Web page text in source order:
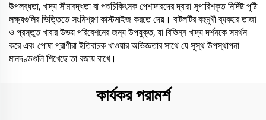
উপলব্ধতা, খাদ্য সীমাবদ্ধতা বা পশুচিকিৎসক পেশাদারদের দ্বারা সুপারিশকৃত নির্দিষ্ট পুষ্টি
লক্ষ্যগুলির ভিত্তিতে সংমিশ্রণ কাস্টমাইজ করতে দেয়। বাটলটির বহুমুখী ব্যবহার তাজা
ও প্রস্তুত খাবার উভয় পরিবেশনের জন্য উপযুক্ত, যা বিভিন্ন খাদ্য দর্শনকে সমর্থন
করে এবং পোষা প্রাণীরা ইতিবাচক খাওয়ার অভিজ্ঞতার সাথে যে সুস্থ উপস্থাপনা
মানদণ্ডগুলি শিখেছে তা বজায় রাখে।
কার্যকর পরামর্শ